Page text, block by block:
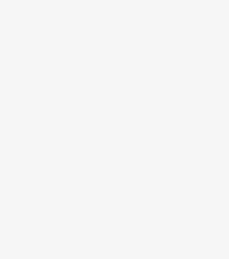
voor vertalingen